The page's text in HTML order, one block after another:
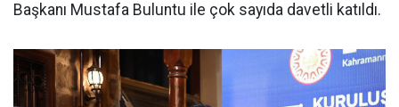
Başkanı Mustafa Buluntu ile çok sayıda davetli katıldı.